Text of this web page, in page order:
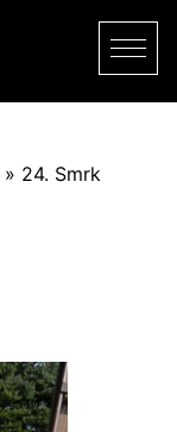
» 24. Smrk